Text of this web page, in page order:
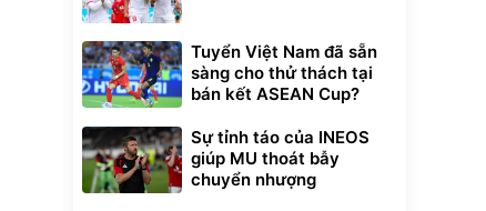
Tuyển Việt Nam đã sẵn
sàng cho thử thách tại
bán kết ASEAN Cup?
Sự tỉnh táo của INEOS
giúp MU thoát bẫy
chuyển nhượng